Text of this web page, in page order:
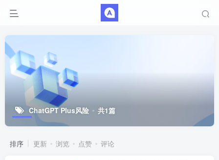
ChatGPT Plus风险 共1篇
排序 更新 浏览 点赞 评论